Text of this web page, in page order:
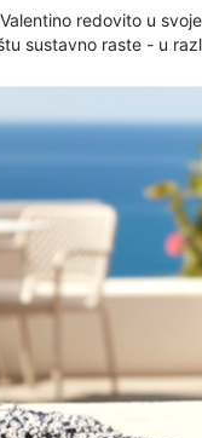
redovito u
sustavno raste - u